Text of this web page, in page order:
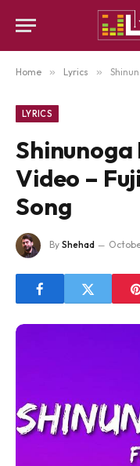
Home » Lyrics »
LYRICS
Shinunoga
Video –
Song
By Shehad